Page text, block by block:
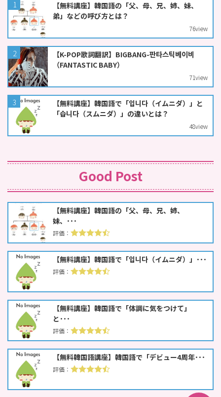
【無料講座】韓国語の「父、母、兄、姉、妹、
弟」などの呼び方とは？
76view
【K-POP歌詞翻訳】BIGBANG-판타스틱베이비
（FANTASTIC BABY）
71view
【無料講座】韓国語で「입니다（イムニダ）」と
「습니다（スムニダ）」の違いとは？
48view
Good Post
【無料講座】韓国語の「父、母、兄、姉、
妹、･･･
【無料講座】韓国語で「입니다（イムニダ）」･･･
【無料講座】韓国語で「体調に気をつけて」
と･･･
【無料韓国語講座】韓国語で「デビュー4周年･･･